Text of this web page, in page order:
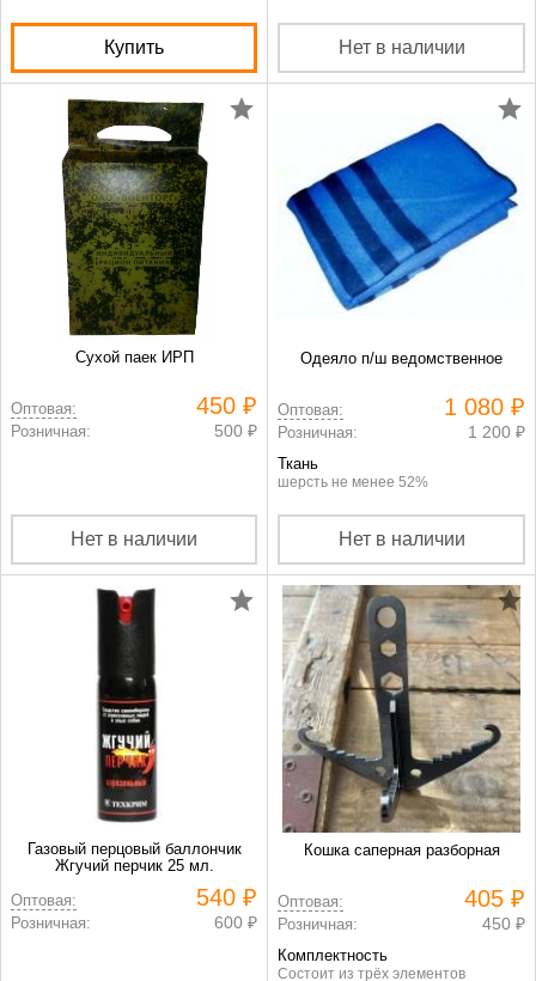
Купить Нет в наличии
Сухой паек ИРП
Оптовая: 450 ₽
Розничная: 500 ₽
Нет в наличии
Одеяло п/ш ведомственное
Оптовая: 1 080 ₽
Розничная: 1 200 ₽
Ткань
шерсть не менее 52%
Нет в наличии
Газовый перцовый баллончик
Жгучий перчик 25 мл.
Оптовая:
540 ₽
Розничная: 600 ₽
Кошка саперная разборная
Оптовая: 405 ₽
Розничная: 450 ₽
Комплектность
Состоит из трёх элементов